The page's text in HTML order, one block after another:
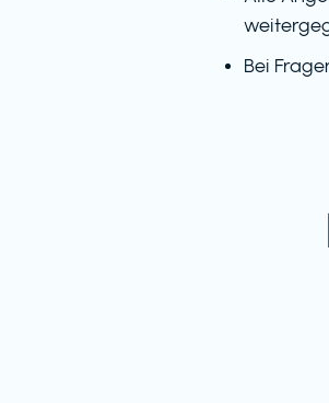
Bei